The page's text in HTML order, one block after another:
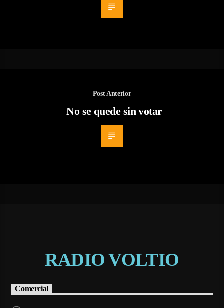
Post Anterior
No se quede sin votar
RADIO VOLTIO
Comercial